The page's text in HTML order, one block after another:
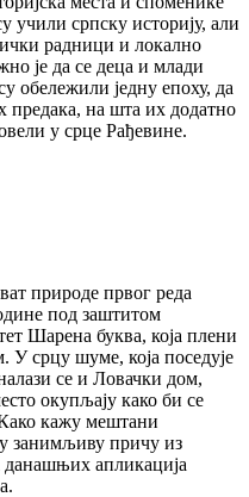
учили српску историју, али
радници и локално
је да се деца и млади
обележили једну епоху, да
предака, на шта их додатно
у срце Рађевине.
природе првог реда
под заштитом
Шарена буква, која плени
срцу шуме, која поседује
се и Ловачки дом,
окупљају како би се
кажу мештани
занимљиву причу из
данашњих апликација